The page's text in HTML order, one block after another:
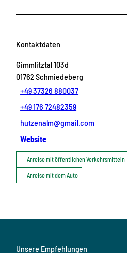
Kontaktdaten
Gimmlitztal 103d
01762 Schmiedeberg
+49 37326 880037
+49 176 72482359
hutzenalm@gmail.com
Website
Anreise mit öffentlichen Verkehrsmitteln
Anreise mit dem Auto
Unsere Empfehlungen